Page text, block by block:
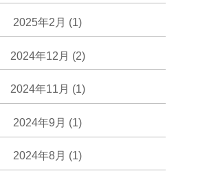
2025年2月 (1)
2024年12月 (2)
2024年11月 (1)
2024年9月 (1)
2024年8月 (1)